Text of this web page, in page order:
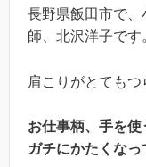
長野県飯田市で
師、北沢洋子です
肩こりがとてもつ
お仕事柄、手を
ガチにかたくなっ